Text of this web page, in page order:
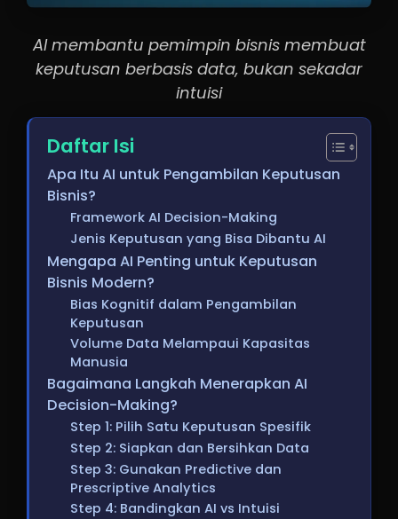
AI membantu pemimpin bisnis membuat
keputusan berbasis data, bukan sekadar
intuisi
Daftar Isi
Apa Itu AI untuk Pengambilan Keputusan
Bisnis?
Framework AI Decision-Making
Jenis Keputusan yang Bisa Dibantu AI
Mengapa AI Penting untuk Keputusan
Bisnis Modern?
Bias Kognitif dalam Pengambilan
Keputusan
Volume Data Melampaui Kapasitas
Manusia
Bagaimana Langkah Menerapkan AI
Decision-Making?
Step 1: Pilih Satu Keputusan Spesifik
Step 2: Siapkan dan Bersihkan Data
Step 3: Gunakan Predictive dan
Prescriptive Analytics
Step 4: Bandingkan AI vs Intuisi